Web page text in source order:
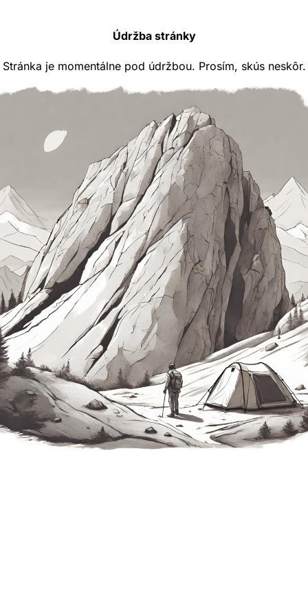
Údržba stránky
Stránka je momentálne pod údržbou. Prosím, skús neskôr.